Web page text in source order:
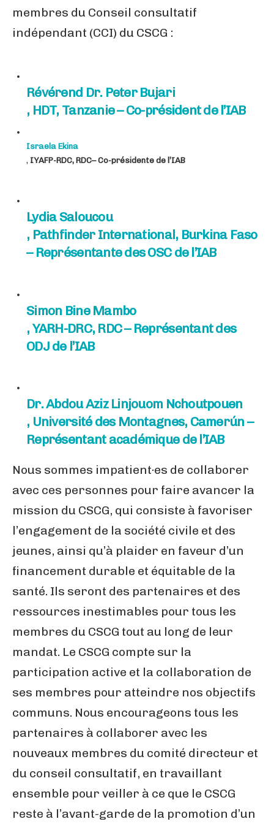
membres du Conseil consultatif
indépendant (CCI) du CSCG :
Révérend Dr. Peter Bujari
, HDT, Tanzanie – Co-président de l’IAB
Israela Ekina
, IYAFP-RDC, RDC– Co-présidente de l’IAB
Lydia Saloucou
, Pathfinder International, Burkina Faso
– Représentante des OSC de l’IAB
Simon Bine Mambo
, YARH-DRC, RDC – Représentant des
ODJ de l’IAB
Dr. Abdou Aziz Linjouom Nchoutpouen
, Université des Montagnes, Camerún –
Représentant académique de l’IAB
Nous sommes impatient·es de collaborer
avec ces personnes pour faire avancer la
mission du CSCG, qui consiste à favoriser
l’engagement de la société civile et des
jeunes, ainsi qu’à plaider en faveur d’un
financement durable et équitable de la
santé. Ils seront des partenaires et des
ressources inestimables pour tous les
membres du CSCG tout au long de leur
mandat. Le CSCG compte sur la
participation active et la collaboration de
ses membres pour atteindre nos objectifs
communs. Nous encourageons tous les
partenaires à collaborer avec les
nouveaux membres du comité directeur et
du conseil consultatif, en travaillant
ensemble pour veiller à ce que le CSCG
reste à l’avant-garde de la promotion d’un